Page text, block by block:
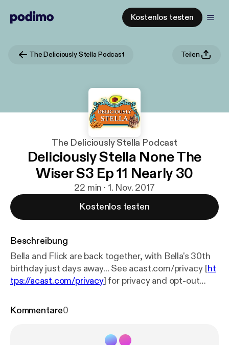
Kostenlos testen
The Deliciously Stella Podcast Teilen
The Deliciously Stella Podcast
Deliciously Stella None The
Wiser S3 Ep 11 Nearly 30
22 min · 1. Nov. 2017
Kostenlos testen
Beschreibung
Bella and Flick are back together, with Bella's 30th
birthday just days away... See acast.com/privacy [ht
tps://acast.com/privacy] for privacy and opt-out
Kommentare0